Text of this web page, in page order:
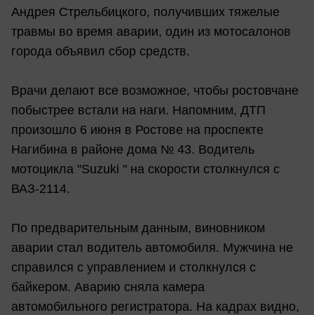
Андрея Стрельбицкого, получивших тяжелые
травмы во время аварии, один из мотосалонов
города объявил сбор средств.
Врачи делают все возможное, чтобы ростовчане
побыстрее встали на наги. Напомним, ДТП
произошло 6 июня в Ростове на проспекте
Нагибина в районе дома № 43. Водитель
мотоцикла "Suzuki " на скорости столкнулся с
ВАЗ-2114.
По предварительным данным, виновником
аварии стал водитель автомобиля. Мужчина не
справился с управлением и столкнулся с
байкером. Аварию сняла камера
автомобильного регистратора. На кадрах видно,